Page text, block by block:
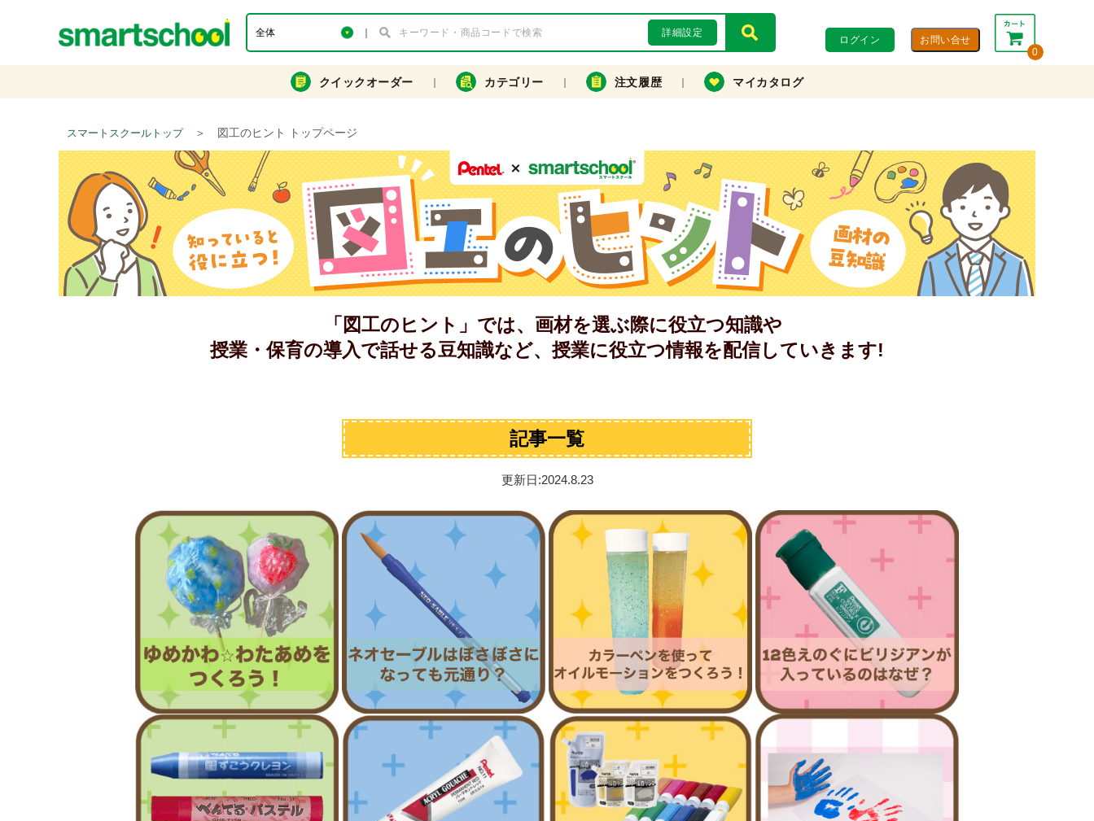
詳細設定
ログイン
0
合計： 0円
カートを見る・注文する
クイックオーダー カテゴリー 注文履歴 マイカタログ
スマートスクールトップ ＞ 図工のヒント トップページ
「図工のヒント」では、画材を選ぶ際に役立つ知識や
授業・保育の導入で話せる豆知識など、授業に役立つ情報を配信していきます!
記事一覧
更新日:2024.8.23